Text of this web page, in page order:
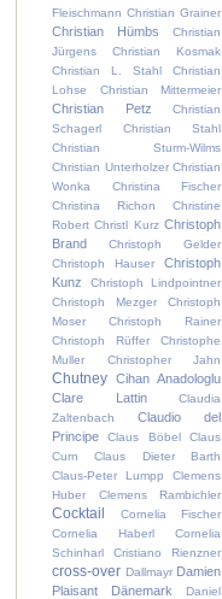
Fleischmann Christian Grainer
Christian Hümbs
Christian
Jürgens
Christian Kosmak
Christian L. Stahl
Christian
Lohse
Christian Mittermeier
Christian Petz
Christian
Schagerl
Christian Stahl
Christian Sturm-Wilms
Christian Unterholzer Christian
Wonka
Christina Fischer
Christina Richon
Christine
Robert Christl Kurz Christoph
Brand
Christoph Gelder
Christoph Hauser
Christoph
Kunz
Christoph Lindpointner
Christoph Mezger
Christoph
Moser
Christoph Rainer
Christoph Rüffer
Christophe
Muller
Christopher Jahn
Chutney Cihan Anadologlu
Clare Lattin
Claudia
Zaltenbach
Claudio del
Principe
Claus Böbel
Claus
Curn
Claus Dieter Barth
Claus-Peter Lumpp
Clemens
Huber
Clemens Rambichler
Cocktail
Cornelia Fischer
Cornelia Haberl
Cornelia
Schinharl
Cristiano Rienzner
cross-over Dallmayr Damien
Plaisant
Dänemark
Daniel